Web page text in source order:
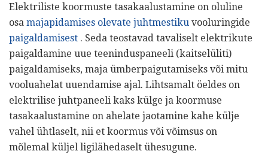
Elektriliste koormuste tasakaalustamine on oluline
osa majapidamises olevate juhtmestiku vooluringide
paigaldamisest . Seda teostavad tavaliselt elektrikute
paigaldamine uue teeninduspaneeli (kaitselüliti)
paigaldamiseks, maja ümberpaigutamiseks või mitu
vooluahelat uuendamise ajal. Lihtsamalt öeldes on
elektrilise juhtpaneeli kaks külge ja koormuse
tasakaalustamine on ahelate jaotamine kahe külje
vahel ühtlaselt, nii et koormus või võimsus on
mõlemal küljel ligilähedaselt ühesugune.